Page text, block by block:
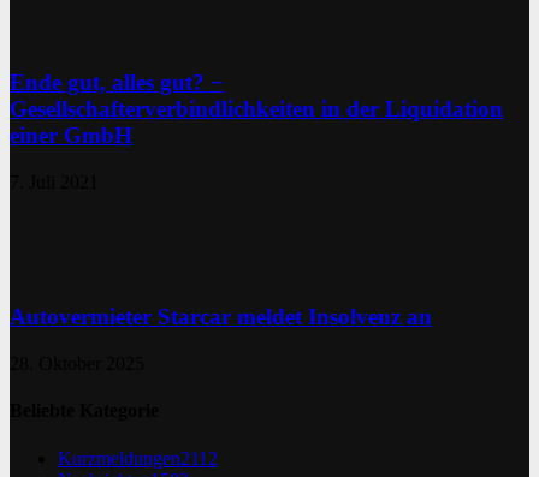
Ende gut, alles gut? −
Gesellschafterverbindlichkeiten in der Liquidation
einer GmbH
Autovermieter Starcar meldet Insolvenz an
Kurzmeldungen2112